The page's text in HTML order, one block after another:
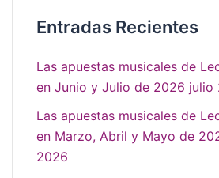
Entradas Recientes
Las apuestas musicales de
en Junio y Julio de 2026 julio
Las apuestas musicales de
en Marzo, Abril y Mayo de
2026